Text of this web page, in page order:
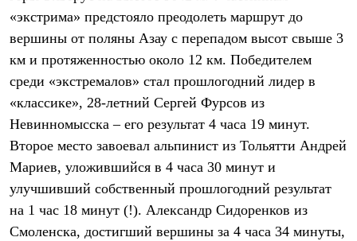
Рубашки
Толстовки
Брюки
Женская одежда
Утепленная пухом
Жилеты
Утепленная синтетикой
Куртки
Брюки
Штормовая одежда
Куртки
Софтшелл одежда
Куртки
«экстрима» предстояло преодолеть маршрут до
вершины от поляны Азау с перепадом высот свыше 3
км и протяженностью около 12 км. Победителем
среди «экстремалов» стал прошлогодний лидер в
«классике», 28-летний Сергей Фурсов из
Невинномысска – его результат 4 часа 19 минут.
Второе место завоевал альпинист из Тольятти Андрей
Мариев, уложившийся в 4 часа 30 минут и
улучшивший собственный прошлогодний результат
на 1 час 18 минут (!). Александр Сидоренков из
Смоленска, достигший вершины за 4 часа 34 минуты,